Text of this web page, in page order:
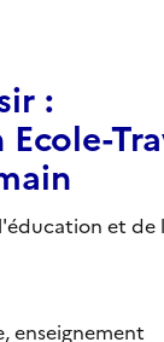
:
et de
enseignement